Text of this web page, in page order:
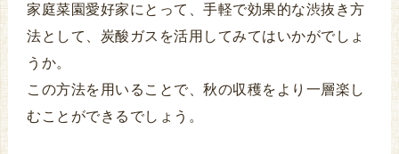
家庭菜園愛好家にとって、手軽で効果的な渋抜き方
法として、炭酸ガスを活用してみてはいかがでしょ
うか。
この方法を用いることで、秋の収穫をより一層楽し
むことができるでしょう。